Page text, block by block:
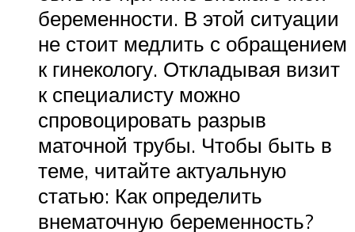
беременности. В этой ситуации
не стоит медлить с обращением
к гинекологу. Откладывая визит
к специалисту можно
спровоцировать разрыв
маточной трубы. Чтобы быть в
теме, читайте актуальную
статью: Как определить
внематочную беременность?